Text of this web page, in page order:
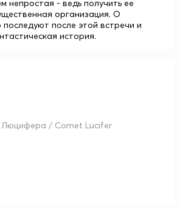
непростая - ведь получить ее
организация. О
после этой встречи и
история.
Люцифера / Comet Lucifer